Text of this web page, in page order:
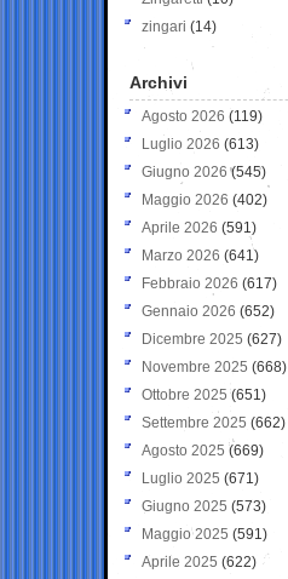
zingari (14)
Archivi
Agosto 2026 (119)
Luglio 2026 (613)
Giugno 2026 (545)
Maggio 2026 (402)
Aprile 2026 (591)
Marzo 2026 (641)
Febbraio 2026 (617)
Gennaio 2026 (652)
Dicembre 2025 (627)
Novembre 2025 (668)
Ottobre 2025 (651)
Settembre 2025 (662)
Agosto 2025 (669)
Luglio 2025 (671)
Giugno 2025 (573)
Maggio 2025 (591)
Aprile 2025 (622)